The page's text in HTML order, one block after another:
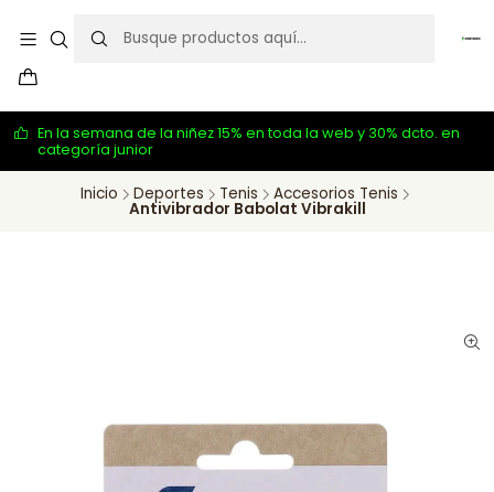
En la semana de la niñez 15% en toda la web y 30% dcto. en
categoría junior
Inicio Deportes Tenis Accesorios Tenis
Antivibrador Babolat Vibrakill